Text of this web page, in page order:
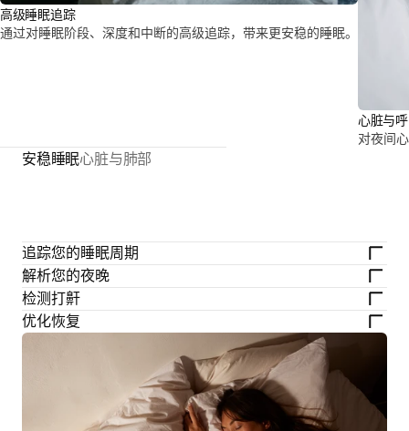
高级睡眠追踪
通过对睡眠阶段、深度和中断的高级追踪，带来更安稳的睡眠。
心脏与
对夜间
安稳睡眠心脏与肺部
追踪您的睡眠周期
解析您的夜晚
检测打鼾
优化恢复